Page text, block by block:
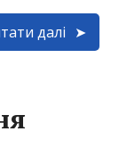
далі